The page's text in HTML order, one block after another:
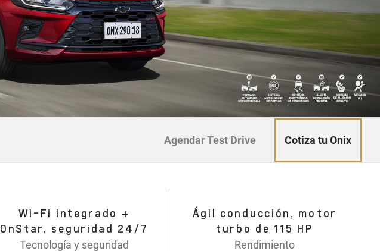
Agendar Test Drive Cotiza tu Onix
Wi-Fi integrado +
OnStar, seguridad 24/7
Tecnología y seguridad
Ágil conducción, motor
turbo de 115 HP
Rendimiento